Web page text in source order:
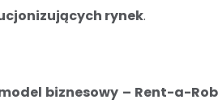
rynek.
biznesowy – Rent-a-